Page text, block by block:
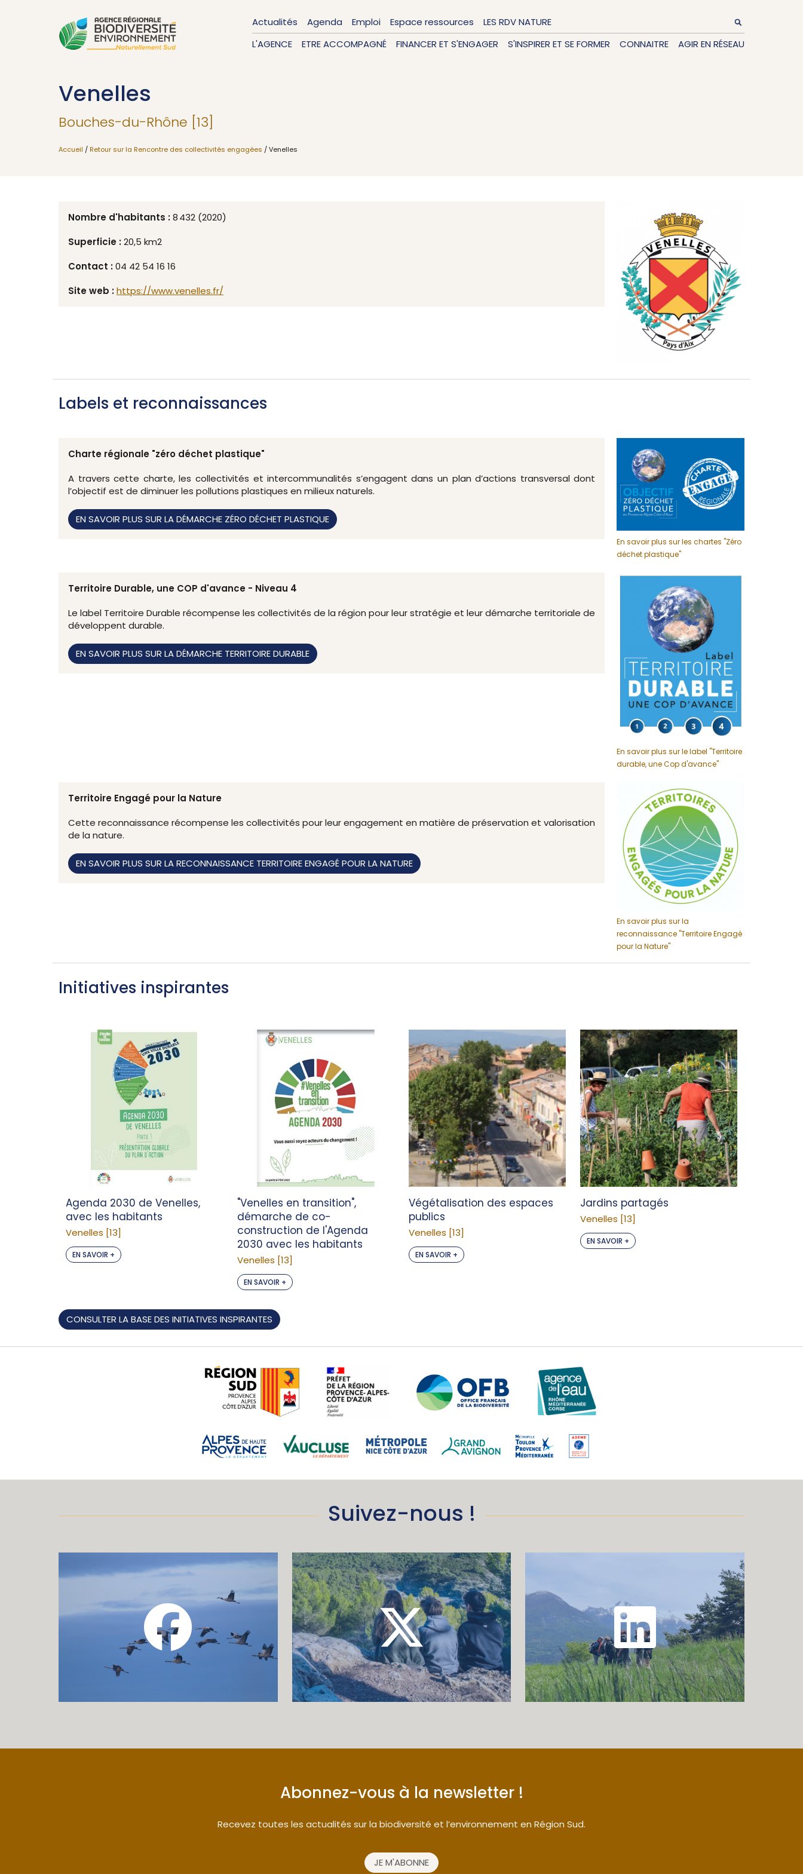
Actualités Agenda Emploi Espace ressources
LES RDV NATURE
L'AGENCE
ETRE ACCOMPAGNÉ FINANCER ET S'ENGAGER S'INSPIRER ET SE FORMER CONNAITRE AGIR EN RÉSEAU
Venelles
Bouches-du-Rhône [13]
Accueil / Retour sur la Rencontre des collectivités engagées / Venelles
Nombre d'habitants :8 432 (2020)
Superficie :20,5 km2
Contact :04 42 54 16 16
Site web :https://www.venelles.fr/
Labels et reconnaissances
Charte régionale "zéro déchet plastique"
A travers cette charte, les collectivités et intercommunalités s’engagent dans un plan d’actions transversal dont
l’objectif est de diminuer les pollutions plastiques en milieux naturels.
EN SAVOIR PLUS SUR LA DÉMARCHE ZÉRO DÉCHET PLASTIQUE
En savoir plus sur les chartes "Zéro
déchet plastique"
Territoire Durable, une COP d'avance - Niveau 4
Le label Territoire Durable récompense les collectivités de la région pour leur stratégie et leur démarche territoriale de
développent durable.
EN SAVOIR PLUS SUR LA DÉMARCHE TERRITOIRE DURABLE
En savoir plus sur le label "Territoire
durable, une Cop d'avance"
Territoire Engagé pour la Nature
Cette reconnaissance récompense les collectivités pour leur engagement en matière de préservation et valorisation
de la nature.
EN SAVOIR PLUS SUR LA RECONNAISSANCE TERRITOIRE ENGAGÉ POUR LA NATURE
En savoir plus sur la
reconnaissance "Territoire Engagé
pour la Nature"
Initiatives inspirantes
Agenda 2030 de Venelles,
avec les habitants
Venelles [13]
EN SAVOIR +
"Venelles en transition",
démarche de co-
construction de l'Agenda
2030 avec les habitants
Venelles [13]
EN SAVOIR +
Végétalisation des espaces
publics
Venelles [13]
EN SAVOIR +
Jardins partagés
Venelles [13]
EN SAVOIR +
CONSULTER LA BASE DES INITIATIVES INSPIRANTES
Suivez-nous !
Abonnez-vous à la newsletter !
Recevez toutes les actualités sur la biodiversité et l’environnement en Région Sud.
JE M'ABONNE